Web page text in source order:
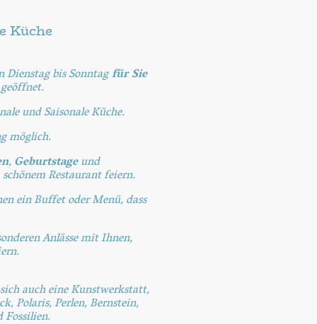
Küche
bis Sonntagfür Sie
geöffnet.
und Saisonale Küche.
möglich.
,Geburtstageund
Restaurant feiern.
ein Buffet oder Menü, dass
Anlässe mit Ihnen,
auch eine Kunstwerkstatt,
Polaris, Perlen, Bernstein,